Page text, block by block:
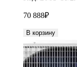
70 888₽
В корзину